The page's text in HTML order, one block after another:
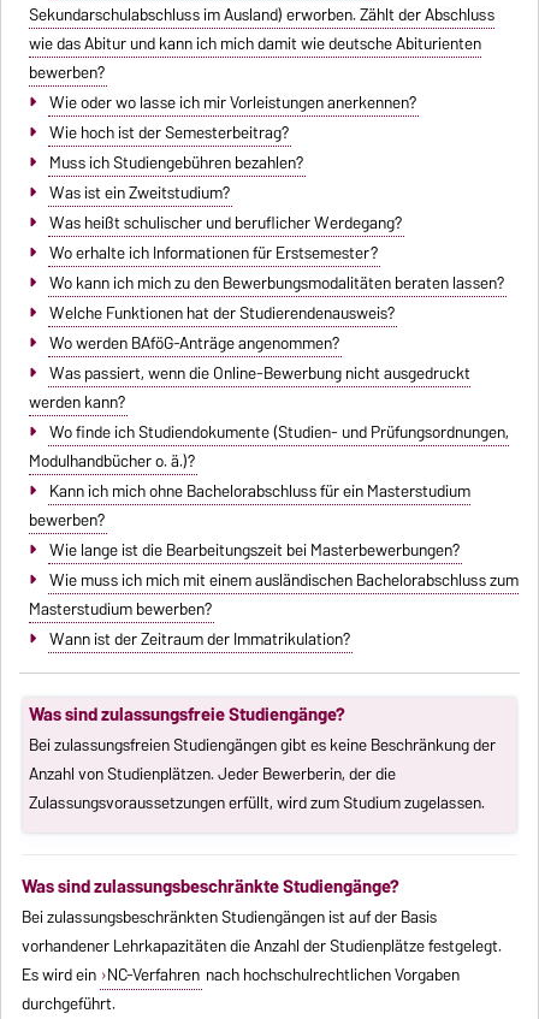
Sekundarschulabschluss im Ausland) erworben. Zählt der Abschluss
wie das Abitur und kann ich mich damit wie deutsche Abiturienten
bewerben?
Wie oder wo lasse ich mir Vorleistungen anerkennen?
Wie hoch ist der Semesterbeitrag?
Muss ich Studiengebühren bezahlen?
Was ist ein Zweitstudium?
Was heißt schulischer und beruflicher Werdegang?
Wo erhalte ich Informationen für Erstsemester?
Wo kann ich mich zu den Bewerbungsmodalitäten beraten lassen?
Welche Funktionen hat der Studierendenausweis?
Wo werden BAföG-Anträge angenommen?
Was passiert, wenn die Online-Bewerbung nicht ausgedruckt
werden kann?
Wo finde ich Studiendokumente (Studien- und Prüfungsordnungen,
Modulhandbücher o. ä.)?
Kann ich mich ohne Bachelorabschluss für ein Masterstudium
bewerben?
Wie lange ist die Bearbeitungszeit bei Masterbewerbungen?
Wie muss ich mich mit einem ausländischen Bachelorabschluss zum
Masterstudium bewerben?
Wann ist der Zeitraum der Immatrikulation?
Was sind zulassungsfreie Studiengänge?
Bei zulassungsfreien Studiengängen gibt es keine Beschränkung der
Anzahl von Studienplätzen. Jeder Bewerberin, der die
Zulassungsvoraussetzungen erfüllt, wird zum Studium zugelassen.
Was sind zulassungsbeschränkte Studiengänge?
Bei zulassungsbeschränkten Studiengängen ist auf der Basis
vorhandener Lehrkapazitäten die Anzahl der Studienplätze festgelegt.
Es wird ein NC-Verfahren nach hochschulrechtlichen Vorgaben
durchgeführt.